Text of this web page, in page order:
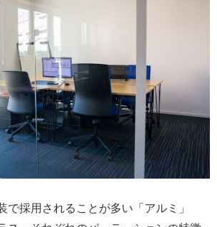
で採用されることが多い「アルミ」